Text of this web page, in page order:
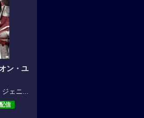
ン・ユ
ジェニ...
信